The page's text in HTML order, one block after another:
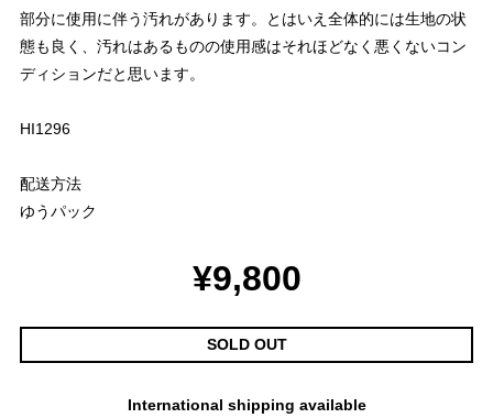
部分に使用に伴う汚れがあります。とはいえ全体的には生地の状
態も良く、汚れはあるものの使用感はそれほどなく悪くないコン
ディションだと思います。
HI1296
配送方法
ゆうパック
¥9,800
SOLD OUT
International shipping available